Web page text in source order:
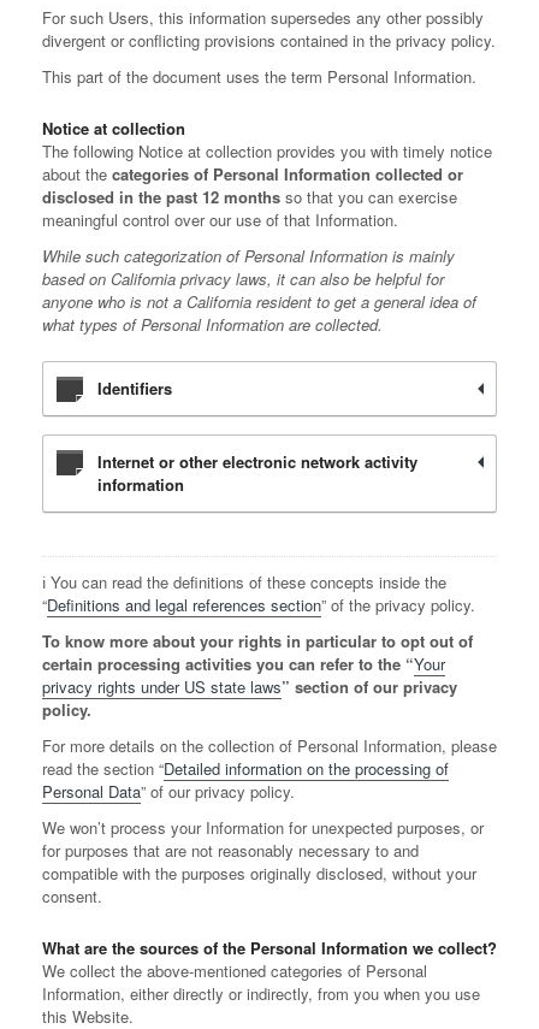
For such Users, this information supersedes any other possibly
divergent or conflicting provisions contained in the privacy policy.
This part of the document uses the term Personal Information.
Notice at collection
The following Notice at collection provides you with timely notice
about the categories of Personal Information collected or
disclosed in the past 12 months so that you can exercise
meaningful control over our use of that Information.
While such categorization of Personal Information is mainly
based on California privacy laws, it can also be helpful for
anyone who is not a California resident to get a general idea of
what types of Personal Information are collected.
Identifiers
Internet or other electronic network activity
information
ℹ️ You can read the definitions of these concepts inside the
“Definitions and legal references section” of the privacy policy.
To know more about your rights in particular to opt out of
certain processing activities you can refer to the “Your
privacy rights under US state laws” section of our privacy
policy.
For more details on the collection of Personal Information, please
read the section “Detailed information on the processing of
Personal Data” of our privacy policy.
We won’t process your Information for unexpected purposes, or
for purposes that are not reasonably necessary to and
compatible with the purposes originally disclosed, without your
consent.
What are the sources of the Personal Information we collect?
We collect the above-mentioned categories of Personal
Information, either directly or indirectly, from you when you use
this Website.